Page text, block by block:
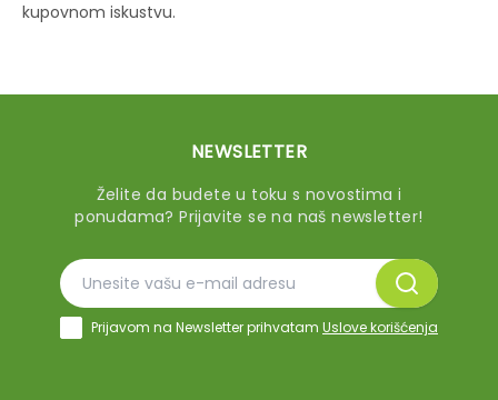
kupovnom iskustvu.
NEWSLETTER
Želite da budete u toku s novostima i
ponudama? Prijavite se na naš newsletter!
Prijavom na Newsletter prihvatam Uslove korišćenja